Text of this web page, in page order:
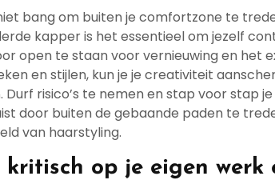
bang om buiten je comfortzone te
kapper is het essentieel om jezelf
open te staan voor vernieuwing en het
en stijlen, kun je je creativiteit
Durf risico’s te nemen en stap voor stap
door buiten de gebaande paden te
van haarstyling.
op je eigen werk